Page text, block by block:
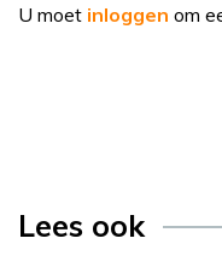
U moet inloggen om
Lees ook